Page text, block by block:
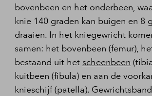
bovenbeen en het onderbeen,
knie 140 graden kan buigen en 8
draaien. In het kniegewricht
samen: het bovenbeen (femur),
bestaand uit het scheenbeen
kuitbeen (fibula) en aan de
knieschijf (patella).